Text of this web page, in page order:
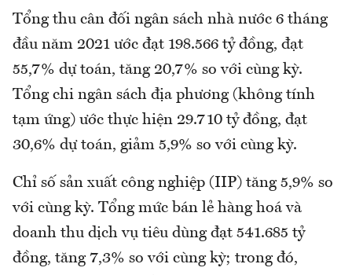
Tổng thu cân đối ngân sách nhà nước 6 tháng
đầu năm 2021 ước đạt 198.566 tỷ đồng, đạt
55,7% dự toán, tăng 20,7% so với cùng kỳ.
Tổng chi ngân sách địa phương (không tính
tạm ứng) ước thực hiện 29.710 tỷ đồng, đạt
30,6% dự toán, giảm 5,9% so với cùng kỳ.
Chỉ số sản xuất công nghiệp (IIP) tăng 5,9% so
với cùng kỳ. Tổng mức bán lẻ hàng hoá và
doanh thu dịch vụ tiêu dùng đạt 541.685 tỷ
đồng, tăng 7,3% so với cùng kỳ; trong đó,